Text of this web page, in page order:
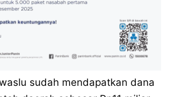
sudah mendapatkan dana